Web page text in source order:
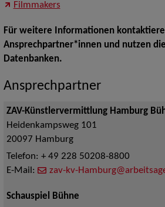
Filmmakers
Für weitere Informationen
Ansprechpartner*innen und nutzen
Datenbanken.
Ansprechpartner
ZAV-Künstlervermittlung Hamburg
Heidenkampsweg 101
20097 Hamburg
Telefon: + 49 228 50208-8800
E-Mail:
zav-kv-
Schauspiel Bühne